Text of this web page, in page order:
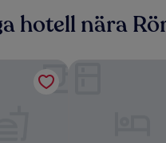
hotell nära
Blique by